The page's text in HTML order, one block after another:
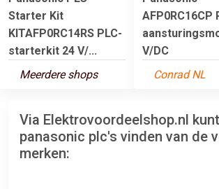
Starter Kit
KITAFP0RC14RS PLC-
starterkit 24 V/...
Meerdere shops
AFP0RC16CP
V/DC
Conrad NL
Via Elektrovoordeelshop.nl
panasonic plc's vinden van de
merken: